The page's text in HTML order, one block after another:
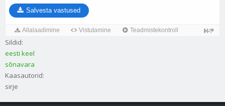
Salvesta vastused
Allalaadimine Vistutamine Teadmistekontroll
Sildid:
eesti keel
sõnavara
Kaasautorid:
sirje